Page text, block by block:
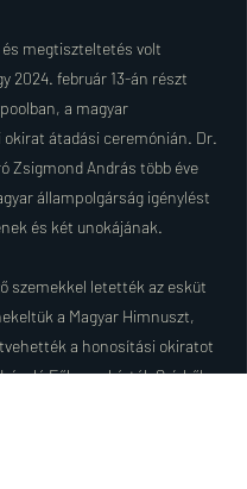
megtiszteltetés volt
2024. február 13-án részt
a magyar
átadási ceremónián. Dr.
Zsigmond András több éve
állampolgárság igénylést
és két unokájának.
szemekkel letették az esküt
a Magyar Himnuszt,
a honosítási okiratot
Főkonzul úrtól. Szívből